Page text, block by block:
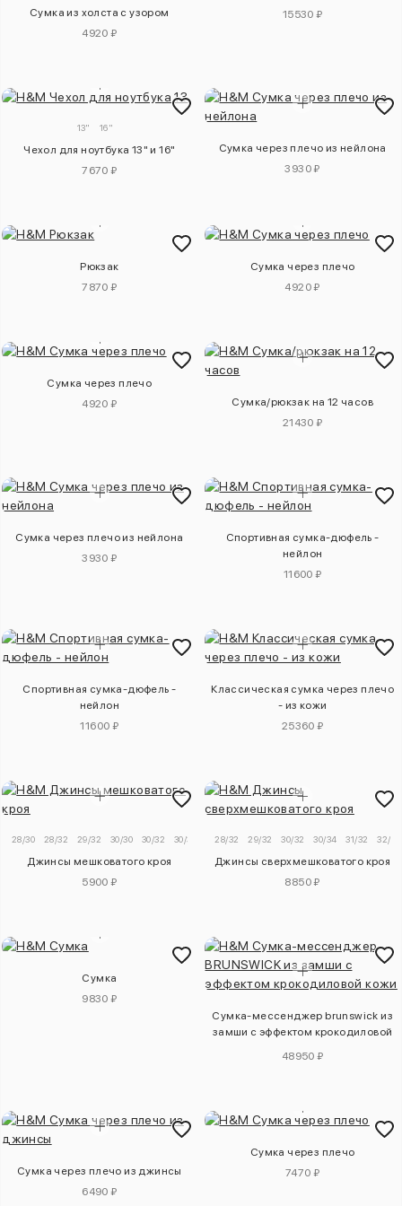
Сумка из холста с узором
4920 ₽
15530 ₽
13" 16"
Чехол для ноутбука 13" и 16"
7670 ₽
Сумка через плечо из нейлона
3930 ₽
Рюкзак
7870 ₽
Сумка через плечо
4920 ₽
Сумка через плечо
4920 ₽
Сумка/рюкзак на 12 часов
21430 ₽
Сумка через плечо из нейлона
3930 ₽
Спортивная сумка-дюфель -
нейлон
11600 ₽
Cпортивная сумка-дюфель -
нейлон
11600 ₽
Классическая сумка через плечо
- из кожи
25360 ₽
28/30 28/32 29/32 30/30 30/32 30/34 31/32 31/34 32/30 32/32 32/34 33/32
Джинсы мешковатого кроя
5900 ₽
28/32 29/32 30/32 30/34 31/32 32/32
Джинсы сверхмешковатого кроя
8850 ₽
Сумка
9830 ₽
Сумка-мессенджер brunswick из
замши с эффектом крокодиловой
48950 ₽
Сумка через плечо из джинсы
6490 ₽
Сумка через плечо
7470 ₽